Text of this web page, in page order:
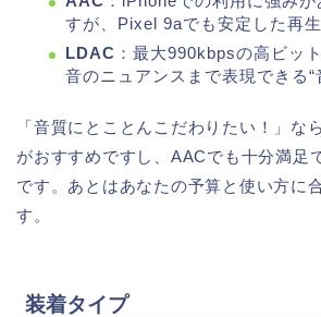
すが、Pixel 9aでも安定した再生
LDAC ：最大990kbpsの高ビッ
音のニュアンスまで表現できる“
「音質にとことんこだわりたい！」な
がおすすめですし、AACでも十分満足
です。あとはあなたの予算と使い方に
す。
装着タイプ